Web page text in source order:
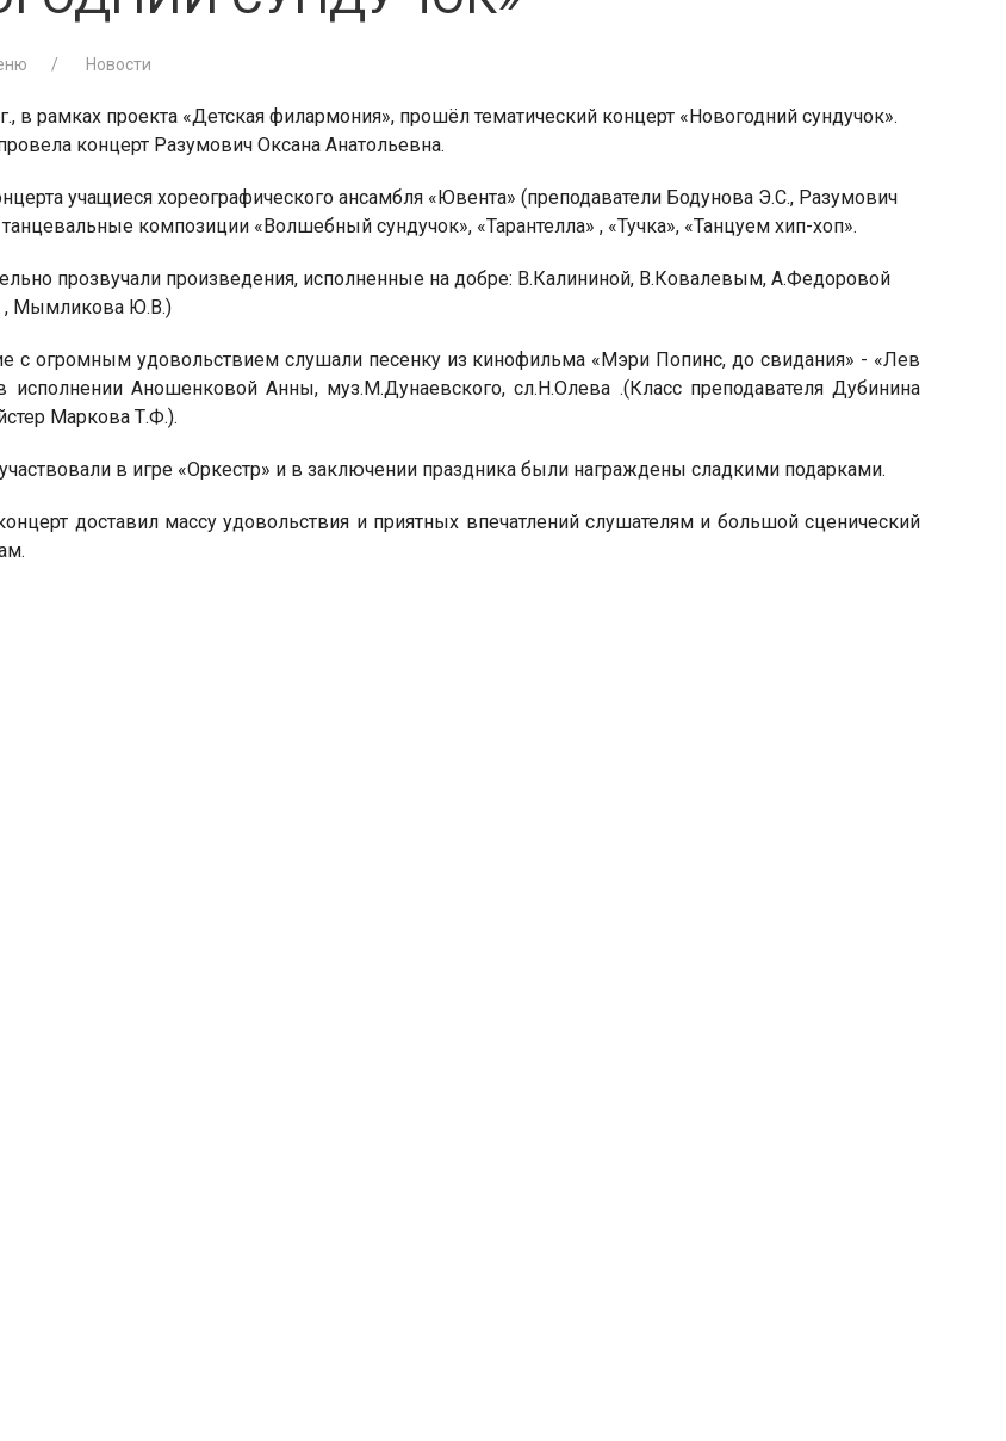
Новости
в рамках проекта «Детская филармония», прошёл тематический концерт «Новогодний сундучок».
концерт Разумович Оксана Анатольевна.
учащиеся хореографического ансамбля «Ювента» (преподаватели Бодунова Э.С., Разумович
композиции «Волшебный сундучок», «Тарантелла» , «Тучка», «Танцуем хип-хоп».
прозвучали произведения, исполненные на добре: В.Калининой, В.Ковалевым, А.Федоровой
, Мымликова Ю.В.)
с огромным удовольствием слушали песенку из кинофильма «Мэри Попинс, до свидания» - «Лев
исполнении Аношенковой Анны, муз.М.Дунаевского, сл.Н.Олева .(Класс преподавателя Дубинина
Маркова Т.Ф.).
в игре «Оркестр» и в заключении праздника были награждены сладкими подарками.
доставил массу удовольствия и приятных впечатлений слушателям и большой сценический